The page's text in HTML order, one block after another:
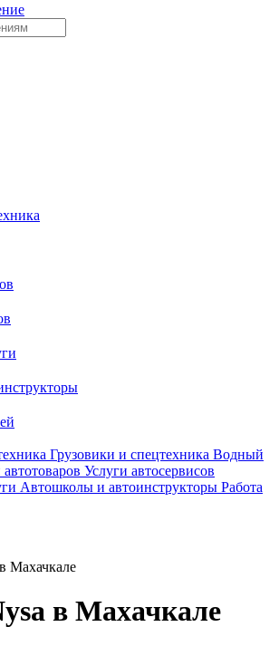
Грузовики и спецтехника Водный
Услуги автосервисов
Автошколы и автоинструкторы Работа
Махачкале
в Махачкале